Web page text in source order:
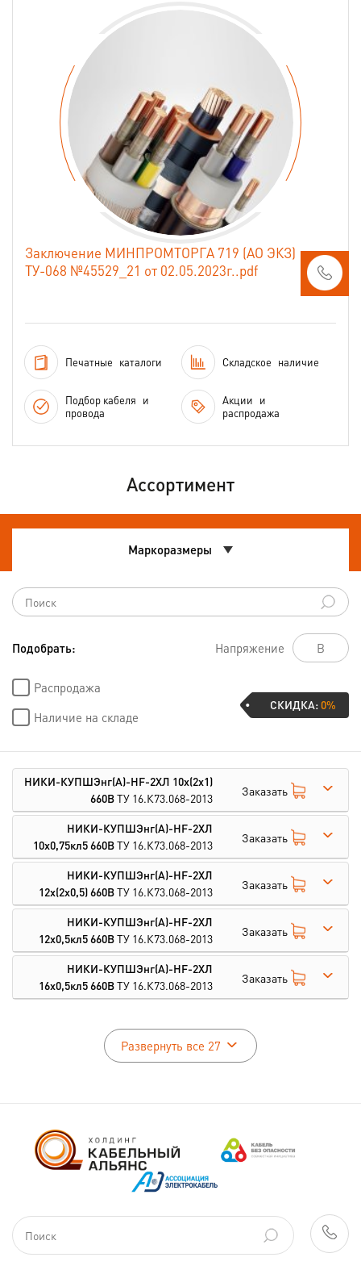
Заключение МИНПРОМТОРГА 719 (АО ЭКЗ)
ТУ-068 №45529_21 от 02.05.2023г..pdf
Печатные каталоги Складское наличие
Подбор кабеля и
провода
Акции и
распродажа
Ассортимент
Маркоразмеры
Подобрать: Напряжение
Распродажа
Наличие на складе
СКИДКА:0%
НИКИ-КУПШЭнг(А)-HF-2ХЛ 10х(2х1)
660ВТУ 16.К73.068-2013 Заказать
НИКИ-КУПШЭнг(А)-HF-2ХЛ
10х0,75кл5 660ВТУ 16.К73.068-2013 Заказать
НИКИ-КУПШЭнг(А)-HF-2ХЛ
12х(2х0,5) 660ВТУ 16.К73.068-2013 Заказать
НИКИ-КУПШЭнг(А)-HF-2ХЛ
12х0,5кл5 660ВТУ 16.К73.068-2013 Заказать
НИКИ-КУПШЭнг(А)-HF-2ХЛ
16х0,5кл5 660ВТУ 16.К73.068-2013 Заказать
Развернуть все 27